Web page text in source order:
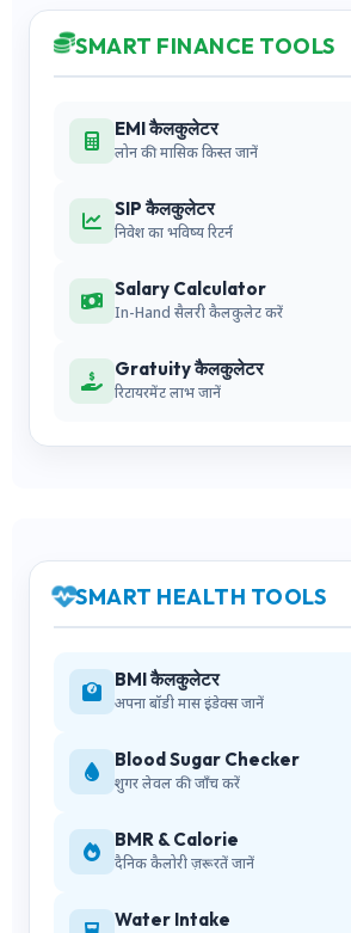
SMART FINANCE TOOLS
EMI कैलकुलेटर
लोन की मासिक किस्त जानें
SIP कैलकुलेटर
निवेश का भविष्य रिटर्न
Salary Calculator
In-Hand सैलरी कैलकुलेट करें
Gratuity कैलकुलेटर
रिटायरमेंट लाभ जानें
SMART HEALTH TOOLS
BMI कैलकुलेटर
अपना बॉडी मास इंडेक्स जानें
Blood Sugar Checker
शुगर लेवल की जाँच करें
BMR & Calorie
दैनिक कैलोरी ज़रूरतें जानें
Water Intake